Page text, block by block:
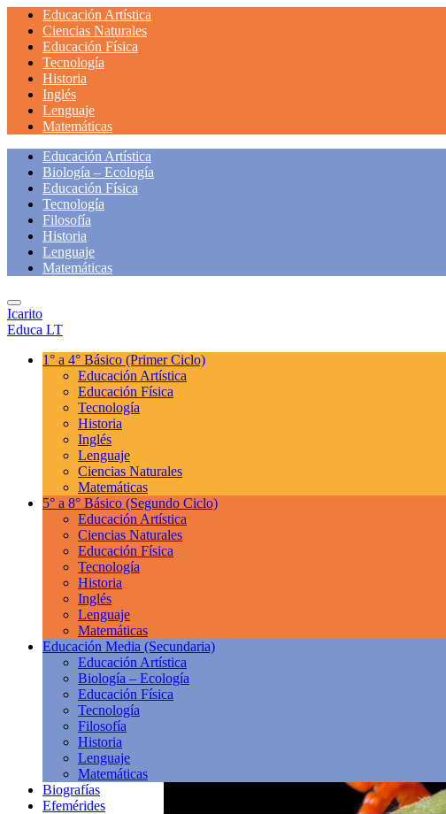
Educación Artística
Ciencias Naturales
Educación Física
Tecnología
Historia
Inglés
Lenguaje
Matemáticas
Educación Artística
Biología – Ecología
Educación Física
Tecnología
Filosofía
Historia
Lenguaje
Matemáticas
Icarito
Educa LT
1° a 4° Básico (Primer Ciclo)
Educación Artística
Educación Física
Tecnología
Historia
Inglés
Lenguaje
Ciencias Naturales
Matemáticas
5° a 8° Básico (Segundo Ciclo)
Educación Artística
Ciencias Naturales
Educación Física
Tecnología
Historia
Inglés
Lenguaje
Matemáticas
Educación Media (Secundaria)
Educación Artística
Biología – Ecología
Educación Física
Tecnología
Filosofía
Historia
Lenguaje
Matemáticas
Biografías
Efemérides